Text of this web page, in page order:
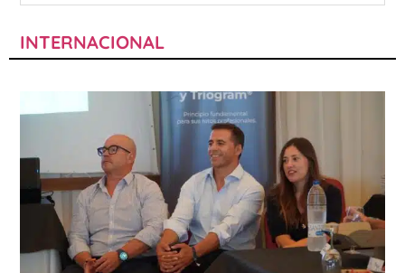
INTERNACIONAL